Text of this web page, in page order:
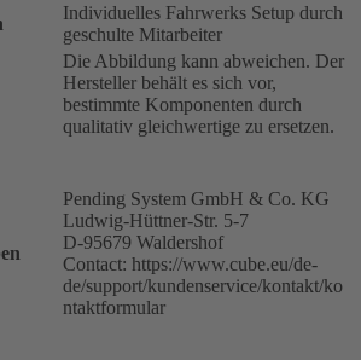
Individuelles Fahrwerks Setup durch
geschulte Mitarbeiter
Die Abbildung kann abweichen. Der
Hersteller behält es sich vor,
bestimmte Komponenten durch
qualitativ gleichwertige zu ersetzen.
Pending System GmbH & Co. KG
Ludwig-Hüttner-Str. 5-7
D-95679 Waldershof
Contact: https://www.cube.eu/de-
de/support/kundenservice/kontakt/ko
ntaktformular